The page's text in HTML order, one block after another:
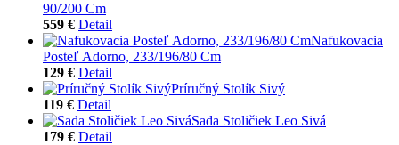
90/200 Cm
559 € Detail
Nafukovacia
Posteľ Adorno, 233/196/80 Cm
129 € Detail
Príručný Stolík Sivý
119 € Detail
Sada Stoličiek Leo Sivá
179 € Detail